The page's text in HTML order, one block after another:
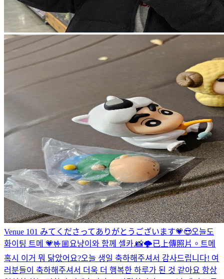
Venue 101 みてくださってありがとうございます💗😎오늘도
화이팅 트메 💗🤟🏼 요냥이와 함께 셀카.📸🌩已上傳照片。 트메
혹시 이거 뭐 닮았어요?오늘 생일 축하해주셔서 감사드립니다! 여
러분들이 축하해주셔서 더욱 더 행복한 하루가 된 것 같아요 항상